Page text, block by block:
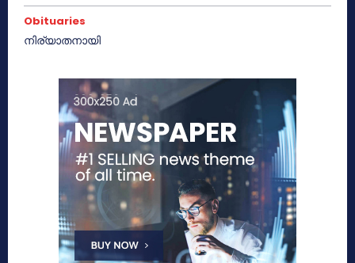
Obituaries
നിര്യാതനായി